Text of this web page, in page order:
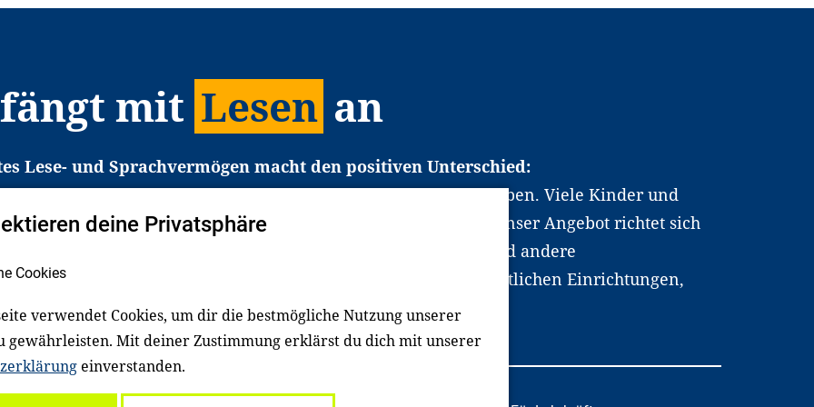
mit Lesen an
Lese- und Sprachvermögen macht den positiven Unterschied:
den Zugang zu Bildung und einem erfolgreichen Berufsleben. Viele Kinder und
in Deutschland haben aber große Schwierigkeiten dabei. Unser Angebot richtet sich
gezielt an Familien sowie an Erzieher*innen, Lehrer*innen und andere
Dafür arbeiten wir eng mit Ministerien, wissenschaftlichen Einrichtungen,
Unternehmen und anderen Stiftungen zusammen.
deine Privatsphäre
Cookies
verwendet Cookies, um dir die bestmögliche Nutzung unserer
gewährleisten. Mit deiner Zustimmung erklärst du dich mit unserer
einverstanden.